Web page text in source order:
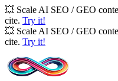
💥 Scale AI SEO / GEO
cite. Try it!
💥 Scale AI SEO / GEO
cite. Try it!